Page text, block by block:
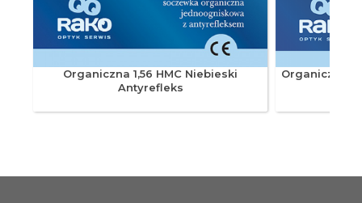
+0.25
-0.75
---
Organiczna 1,56 HMC Niebieski
Antyrefleks
Organiczna